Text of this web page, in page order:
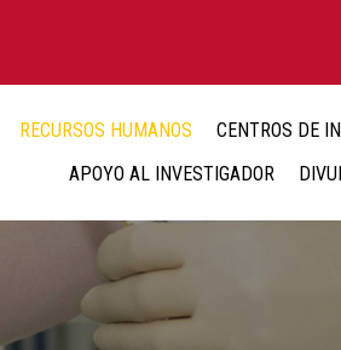
RECURSOS HUMANOS
CENTROS DE
APOYO AL INVESTIGADOR